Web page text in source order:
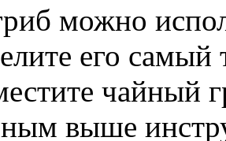
можно
его
чайный
выше